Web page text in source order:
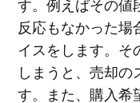
反応もなかった場
イスをします。そ
しまうと、売却の
す。また、購入希